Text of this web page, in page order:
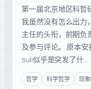
第一届北京地区科哲
我虽然没有怎么出力
主任的头衔，前期负
及参与评论。 原本
suli似乎是突发了什…
哲学 科学哲学 现